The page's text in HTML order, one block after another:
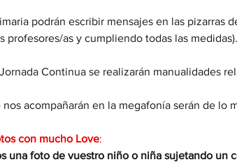
podrán escribir mensajes en las pizarras
profesores/as y cumpliendo todas las medidas).
Continua se realizarán manualidades
acompañarán en la megafonía serán de lo
con mucho Love:
una foto de vuestro niño o niña sujetando un